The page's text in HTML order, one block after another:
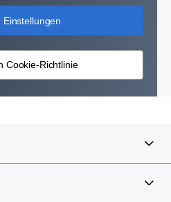
Einstellungen
Cookie-Richtlinie